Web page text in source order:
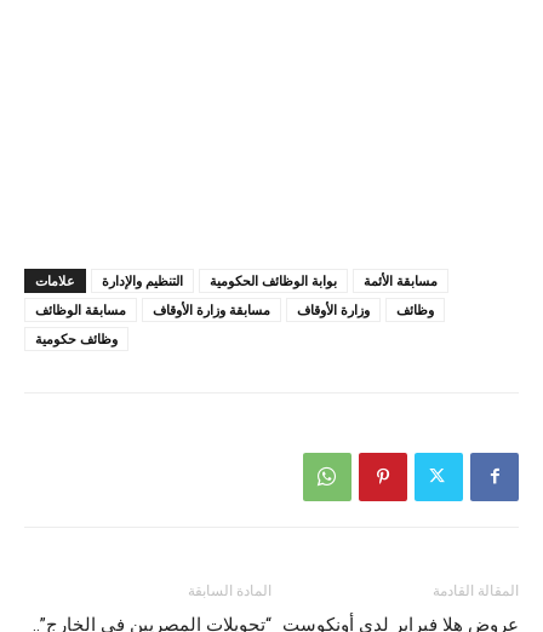
علامات التنظيم والإدارة بوابة الوظائف الحكومية
مسابقة الأئمة
مسابقة الوظائف
مسابقة وزارة الأوقاف وزارة الأوقاف
وظائف
وظائف حكومية
المادة السابقة
“تحويلات المصريين في الخارج”..
المقالة القادمة
عروض هلا فبراير لدى أونكوست